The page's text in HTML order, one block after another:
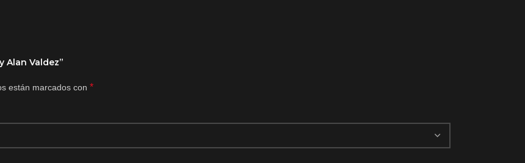
Alan Valdez”
están marcados con *